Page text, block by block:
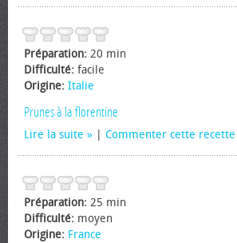
Préparation: 20 min
Difficulté: facile
Origine: Italie
Prunes à la florentine
Lire la suite Commenter cette recette
Préparation: 25 min
Difficulté: moyen
Origine: France